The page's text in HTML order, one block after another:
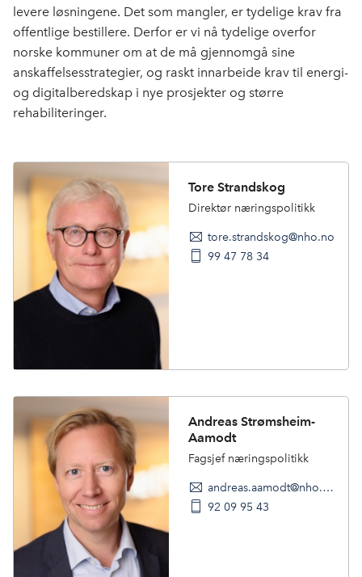
levere løsningene. Det som mangler, er tydelige krav fra
offentlige bestillere. Derfor er vi nå tydelige overfor
norske kommuner om at de må gjennomgå sine
anskaffelsesstrategier, og raskt innarbeide krav til energi-
og digitalberedskap i nye prosjekter og større
rehabiliteringer.
Tore Strandskog
Direktør næringspolitikk
tore.strandskog@nho.no
99 47 78 34
Andreas Strømsheim-
Aamodt
Fagsjef næringspolitikk
andreas.aamodt@nho.no
92 09 95 43